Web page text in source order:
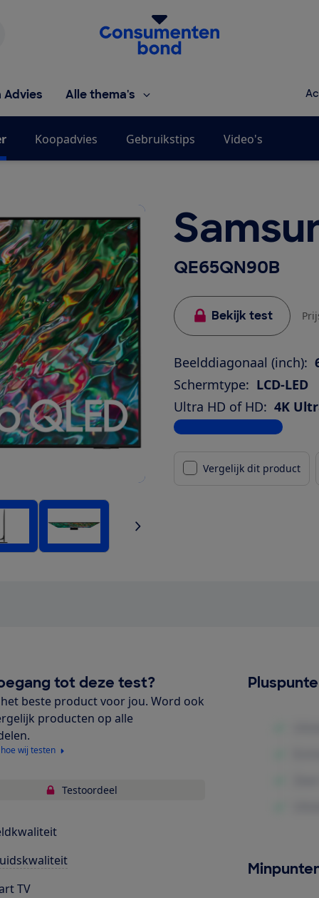
Homepage van de Consumentenbond
Advies Alle thema's
Koopadvies Gebruikstips Video's
QE65QN90B
Bekijk test
Beelddiagonaal (inch):
Schermtype: LCD-LED
Ultra HD of HD: 4K
Bekijk alle specificaties
Vergelijk dit product
tot deze test?
beste product voor jou. Word ook
producten op alle
wij testen
Testoordeel
TV